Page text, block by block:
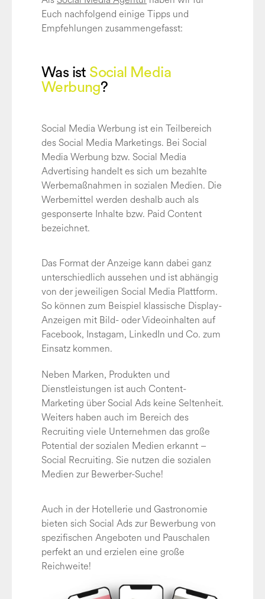
Euch nachfolgend einige Tipps und
Empfehlungen zusammengefasst:
Was ist Social Media
Werbung?
Social Media Werbung ist ein Teilbereich
des Social Media Marketings. Bei Social
Media Werbung bzw. Social Media
Advertising handelt es sich um bezahlte
Werbemaßnahmen in sozialen Medien. Die
Werbemittel werden deshalb auch als
gesponserte Inhalte bzw. Paid Content
bezeichnet.
Das Format der Anzeige kann dabei ganz
unterschiedlich aussehen und ist abhängig
von der jeweiligen Social Media Plattform.
So können zum Beispiel klassische Display-
Anzeigen mit Bild- oder Videoinhalten auf
Facebook, Instagam, LinkedIn und Co. zum
Einsatz kommen.
Neben Marken, Produkten und
Dienstleistungen ist auch Content-
Marketing über Social Ads keine Seltenheit.
Weiters haben auch im Bereich des
Recruiting viele Unternehmen das große
Potential der sozialen Medien erkannt –
Social Recruiting. Sie nutzen die sozialen
Medien zur Bewerber-Suche!
Auch in der Hotellerie und Gastronomie
bieten sich Social Ads zur Bewerbung von
spezifischen Angeboten und Pauschalen
perfekt an und erzielen eine große
Reichweite!